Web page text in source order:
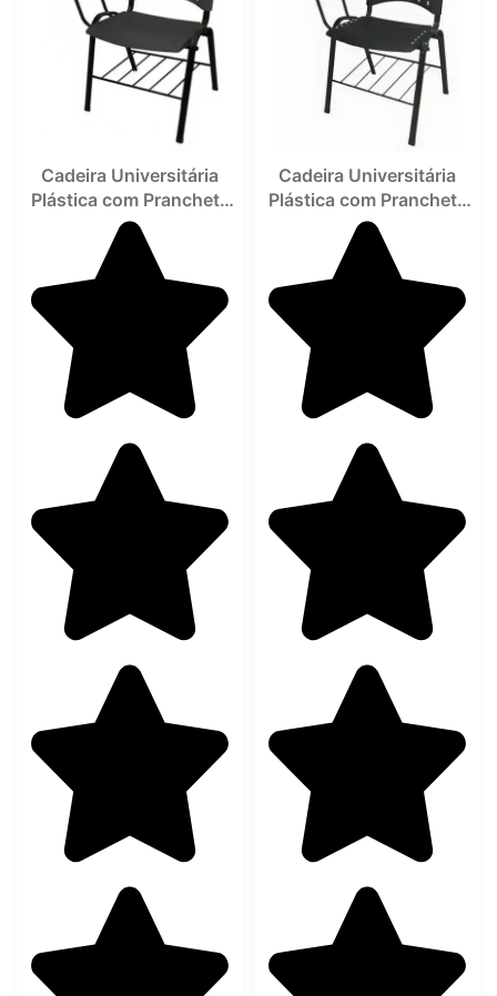
Cadeira Universitária
Plástica com Prancheta
MDF REALPLAST –
32001
Cadeira Universitária
Plástica com Prancheta
PLÁSTICA – REALPLAST
– 32013